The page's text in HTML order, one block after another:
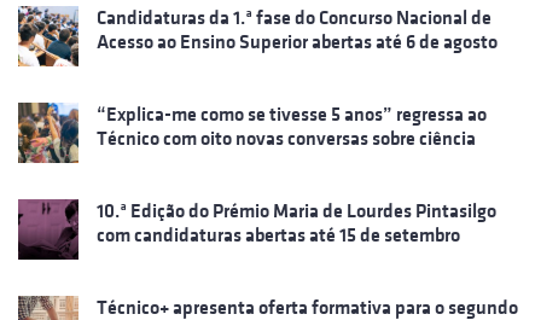
Candidaturas da 1.ª fase do Concurso Nacional de
Acesso ao Ensino Superior abertas até 6 de agosto
“Explica-me como se tivesse 5 anos” regressa ao
Técnico com oito novas conversas sobre ciência
10.ª Edição do Prémio Maria de Lourdes Pintasilgo
com candidaturas abertas até 15 de setembro
Técnico+ apresenta oferta formativa para o segundo